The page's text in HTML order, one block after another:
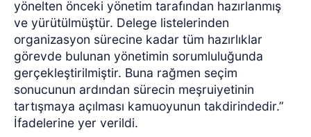
yönelten önceki yönetim tarafından hazırlanmış
ve yürütülmüştür. Delege listelerinden
organizasyon sürecine kadar tüm hazırlıklar
görevde bulunan yönetimin sorumluluğunda
gerçekleştirilmiştir. Buna rağmen seçim
sonucunun ardından sürecin meşruiyetinin
tartışmaya açılması kamuoyunun takdirindedir.”
İfadelerine yer verildi.